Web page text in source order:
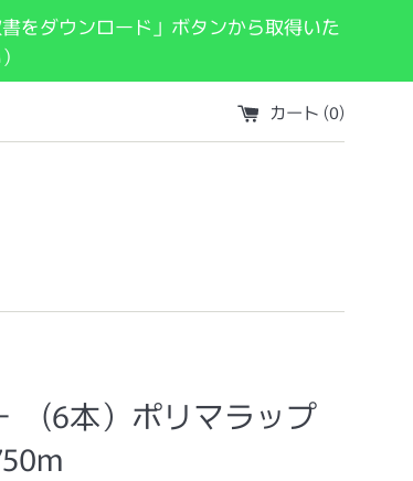
をダウンロード」ボタンから取得いた
カート (0)
(6本）ポリマラップ